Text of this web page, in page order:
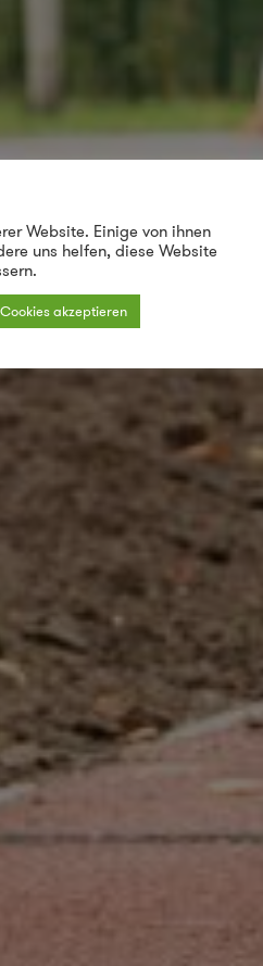
Website. Einige von ihnen
uns helfen, diese Website
akzeptieren